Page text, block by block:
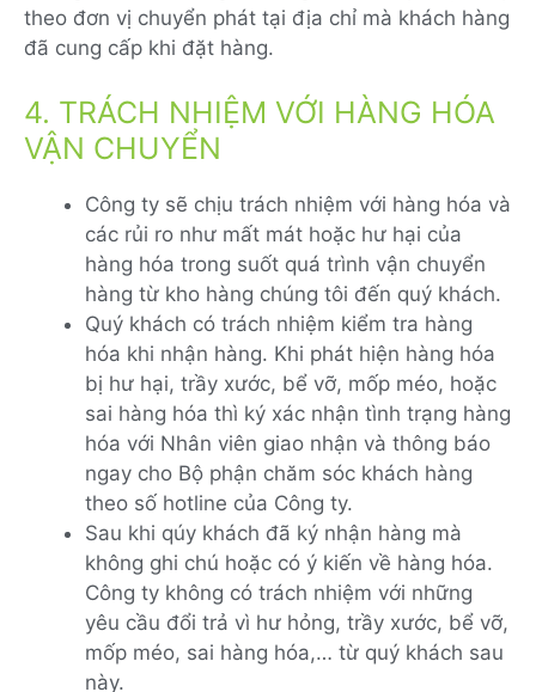
theo đơn vị chuyển phát tại địa chỉ mà khách hàng
đã cung cấp khi đặt hàng.
4. TRÁCH NHIỆM VỚI HÀNG HÓA
VẬN CHUYỂN
Công ty sẽ chịu trách nhiệm với hàng hóa và
các rủi ro như mất mát hoặc hư hại của
hàng hóa trong suốt quá trình vận chuyển
hàng từ kho hàng chúng tôi đến quý khách.
Quý khách có trách nhiệm kiểm tra hàng
hóa khi nhận hàng. Khi phát hiện hàng hóa
bị hư hại, trầy xước, bể vỡ, mốp méo, hoặc
sai hàng hóa thì ký xác nhận tình trạng hàng
hóa với Nhân viên giao nhận và thông báo
ngay cho Bộ phận chăm sóc khách hàng
theo số hotline của Công ty.
Sau khi qúy khách đã ký nhận hàng mà
không ghi chú hoặc có ý kiến về hàng hóa.
Công ty không có trách nhiệm với những
yêu cầu đổi trả vì hư hỏng, trầy xước, bể vỡ,
mốp méo, sai hàng hóa,… từ quý khách sau
này.